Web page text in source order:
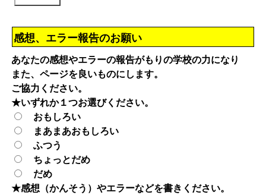
感想、エラー報告のお願い
あなたの感想やエラーの報告がもりの学校の力になり
また、ページを良いものにします。
ご協力ください。
★いずれか１つお選びください。
おもしろい
まあまあおもしろい
ふつう
ちょっとだめ
だめ
★感想（かんそう）やエラーなどを書きください。